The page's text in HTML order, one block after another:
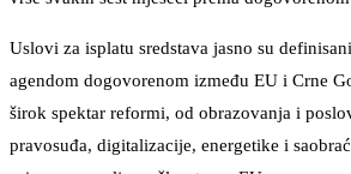
Uslovi za isplatu sredstava jasno su
agendom dogovorenom između EU i Crne
širok spektar reformi, od obrazovanja i
pravosuđa, digitalizacije, energetike i